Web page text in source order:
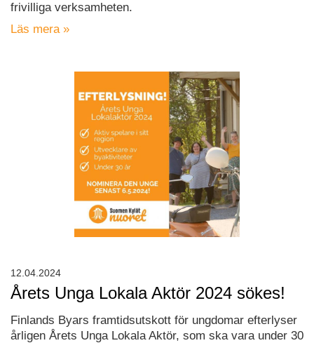
frivilliga verksamheten.
Läs mera »
Årets Unga Lokala Aktör 2024 sökes!
Finlands Byars framtidsutskott för ungdomar efterlyser
årligen Årets Unga Lokala Aktör, som ska vara under 30
12.04.2024